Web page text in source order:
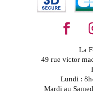
La
49 rue victor
Lundi :
Mardi au